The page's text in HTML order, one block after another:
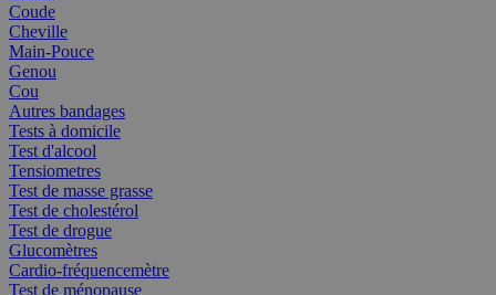
Coude
Cheville
Main-Pouce
Genou
Cou
Autres bandages
Tests à domicile
Test d'alcool
Tensiometres
Test de masse grasse
Test de cholestérol
Test de drogue
Glucomètres
Cardio-fréquencemètre
Test de ménopause